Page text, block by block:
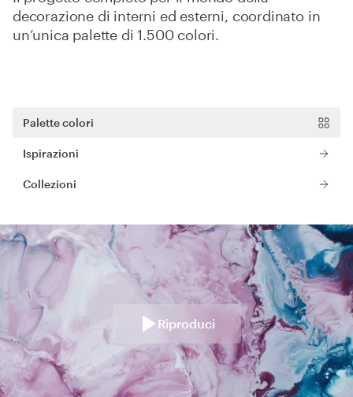
decorazione di interni ed esterni, coordinato in
un’unica palette di 1.500 colori.
Palette colori
Ispirazioni
Collezioni
Riproduci